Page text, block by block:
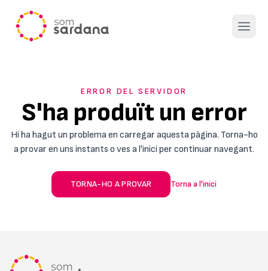
Open
ERROR DEL SERVIDOR
S'ha produït un error
Hi ha hagut un problema en carregar aquesta pàgina. Torna-ho
a provar en uns instants o ves a l'inici per continuar navegant.
TORNA-HO A PROVAR Torna a l'inici